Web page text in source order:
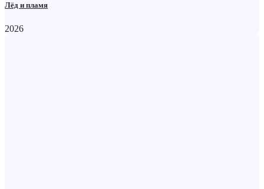
Лёд и пламя
2026